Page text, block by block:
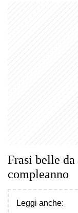
Frasi belle da
compleanno
Leggi anche: